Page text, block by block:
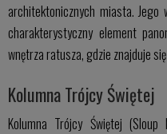
architektonicznych miasta.
charakterystyczny element
wnętrza ratusza, gdzie znajduje
Kolumna Trójcy Świętej
Kolumna Trójcy Świętej